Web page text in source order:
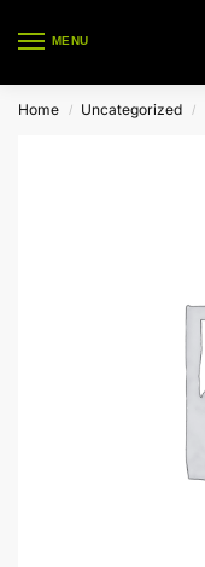
MENU
Home / Uncategorized /